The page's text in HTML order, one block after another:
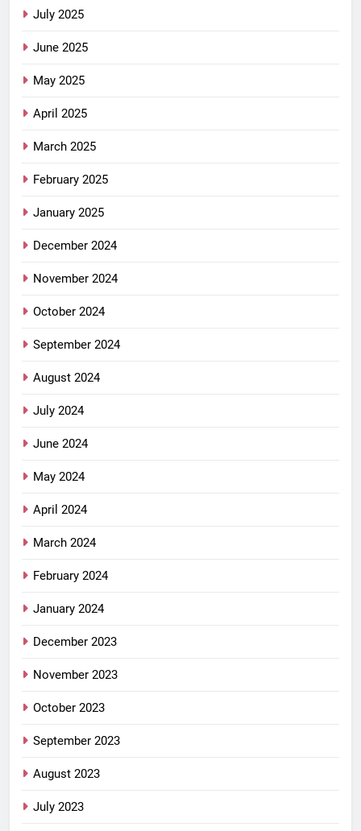
July 2025
June 2025
May 2025
April 2025
March 2025
February 2025
January 2025
December 2024
November 2024
October 2024
September 2024
August 2024
July 2024
June 2024
May 2024
April 2024
March 2024
February 2024
January 2024
December 2023
November 2023
October 2023
September 2023
August 2023
July 2023